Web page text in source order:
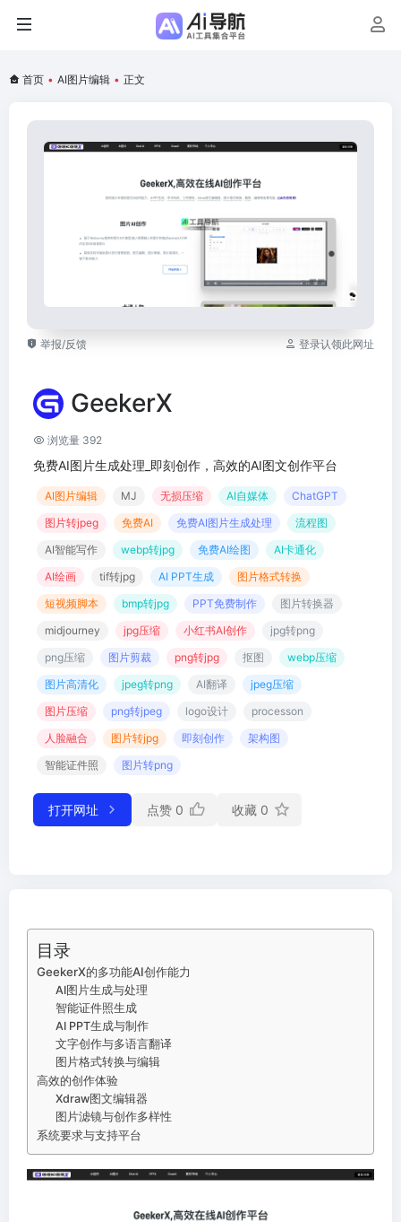
首页 • AI图片编辑 • 正文
举报/反馈 登录认领此网址
GeekerX
浏览量 392
免费AI图片生成处理_即刻创作，高效的AI图文创作平台
AI图片编辑 MJ 无损压缩 AI自媒体
ChatGPT
图片转jpeg
免费AI 免费AI图片生成处理
流程图
AI智能写作
webp转jpg 免费AI绘图
AI卡通化
AI绘画
tif转jpg AI PPT生成
图片格式转换
短视频脚本
bmp转jpg PPT免费制作
图片转换器
midjourney
jpg压缩 小红书AI创作
jpg转png
png压缩
图片剪裁 png转jpg 抠图
webp压缩
图片高清化
jpeg转png AI翻译
jpeg压缩
图片压缩
png转jpeg logo设计
processon
人脸融合
图片转jpg 即刻创作
架构图
智能证件照
图片转png
打开网址 点赞 0 收藏 0
目录
GeekerX的多功能AI创作能力
AI图片生成与处理
智能证件照生成
AI PPT生成与制作
文字创作与多语言翻译
图片格式转换与编辑
高效的创作体验
Xdraw图文编辑器
图片滤镜与创作多样性
系统要求与支持平台